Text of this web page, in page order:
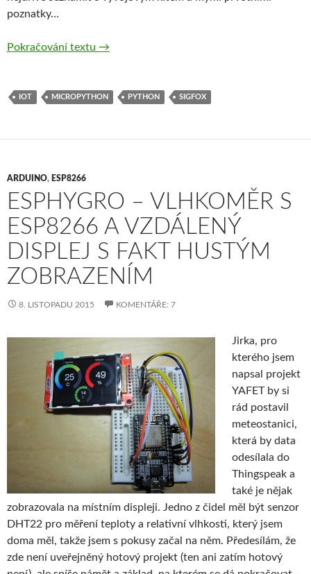
poznatky…
Pokračování textu SiPy, aneb jak snadno na IoT pomocí
→
IOT MICROPYTHON PYTHON SIGFOX
ARDUINO, ESP8266
ESPHYGRO – VLHKOMĚR S
ESP8266 A VZDÁLENÝ
DISPLEJ S FAKT HUSTÝM
ZOBRAZENÍM
8. LISTOPADU 2015 KOMENTÁŘE: 7
Jirka, pro
kterého jsem
napsal projekt
YAFET by si
rád postavil
meteostanici,
která by data
odesílala do
Thingspeak a
také je nějak
zobrazovala na místním displeji. Jedno z čidel měl být senzor
DHT22 pro měření teploty a relativní vlhkosti, který jsem
doma měl, takže jsem s pokusy začal na něm. Předesílám, že
zde není uveřejněný hotový projekt (ten ani zatím hotový